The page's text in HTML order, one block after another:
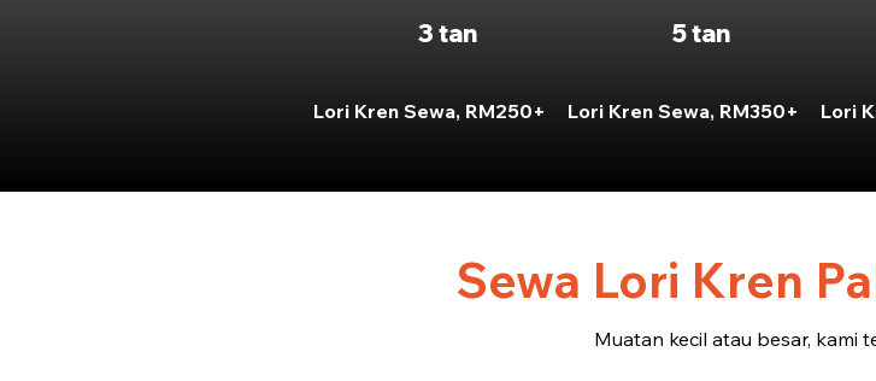
3 tan
Lori Kren Sewa, RM250+
5 tan
Lori Kren Sewa, RM350+ Lori
Sewa Lori Kren
Muatan kecil atau besar, kami